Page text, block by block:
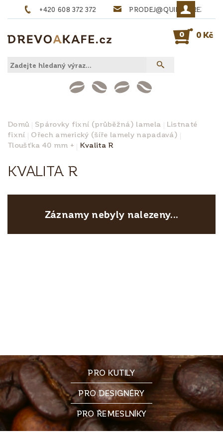
+420 608 372 372 PRODEJ@QUINTA-
0 0 Kč
Domů Spárovky fixní (průběžná) lamela
Listnaté
fixní
Ořech americký (šíře lamely napadavá)
Tloušťka 40 mm +
Kvalita R
KVALITA R
Záznamy nebyly nalezeny...
PRO KUTILY
PRO DESIGNÉRY
PRO ŘEMESLNÍKY